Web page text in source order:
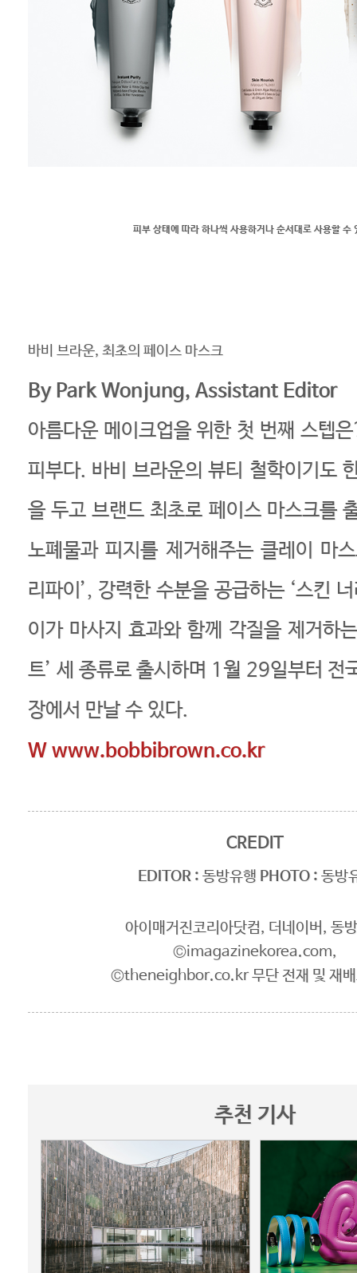
피부 상태에 따라 하나씩 사용하거나 순서대로 사용할 수
바비 브라운, 최초의 페이스 마스크
By Park Wonjung, Assistant Editor
아름다운 메이크업을 위한 첫 번째 스텝
피부다. 바비 브라운의 뷰티 철학이기도
을 두고 브랜드 최초로 페이스 마스크를
노폐물과 피지를 제거해주는 클레이 마
리파이’, 강력한 수분을 공급하는 ‘스킨
이가 마사지 효과와 함께 각질을 제거하
트’ 세 종류로 출시하며 1월 29일부터 전
장에서 만날 수 있다.
W www.bobbibrown.co.kr
CREDIT
EDITOR : 동방유행 PHOTO : 동방
아이매거진코리아닷컴, 더네이버, 동
©imagazinekorea.com,
©theneighbor.co.kr 무단 전재 및 재배
추천 기사